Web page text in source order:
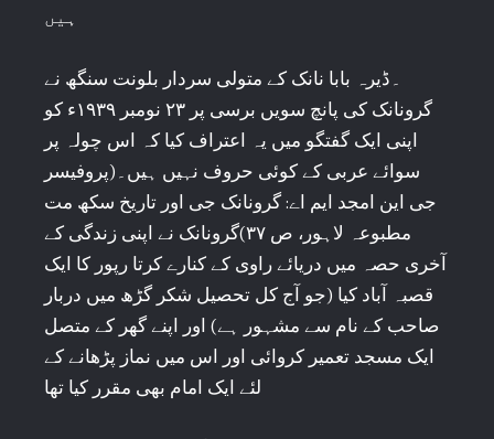
ہیں
۔ڈیرہ بابا نانک کے متولی سردار بلونت سنگھ نے
گرونانک کی پانچ سویں برسی پر ۲۳ نومبر ۱۹۳۹ء کو
اپنی ایک گفتگو میں یہ اعتراف کیا کہ اس چولہ پر
سوائے عربی کے کوئی حروف نہیں ہیں۔(پروفیسر
جی این امجد ایم اے: گرونانک جی اور تاریخ سکھ مت
مطبوعہ لاہور، ص ۳۷)گرونانک نے اپنی زندگی کے
آخری حصہ میں دریائے راوی کے کنارے کرتا رپور کا ایک
قصبہ آباد کیا (جو آج کل تحصیل شکر گڑھ میں دربار
صاحب کے نام سے مشہور ہے) اور اپنے گھر کے متصل
ایک مسجد تعمیر کروائی اور اس میں نماز پڑھانے کے
لئے ایک امام بھی مقرر کیا تھا